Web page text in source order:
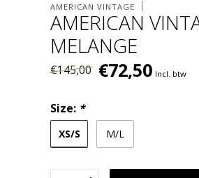
AMERICAN VINTAGE
AMERICAN
MELANGE
€145,00 €72,50 Incl. btw
Size: *
XS/S M/L